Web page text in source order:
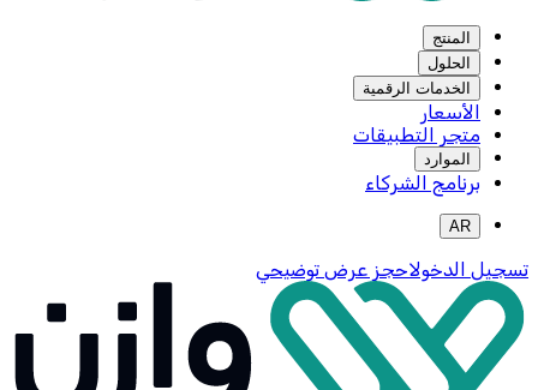
المنتج
الحلول
الخدمات الرقمية
الأسعار
متجر التطبيقات
الموارد
برنامج الشركاء
AR
تسجيل الدخولاحجز عرض توضيحي